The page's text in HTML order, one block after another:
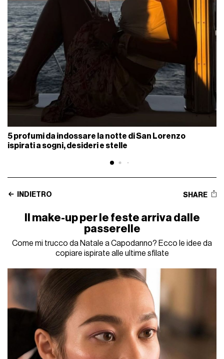
5 profumi da indossare la notte di San Lorenzo
ispirati a sogni, desideri e stelle
INDIETRO SHARE
Il make-up per le feste arriva dalle
passerelle
Come mi trucco da Natale a Capodanno? Ecco le idee da
copiare ispirate alle ultime sfilate